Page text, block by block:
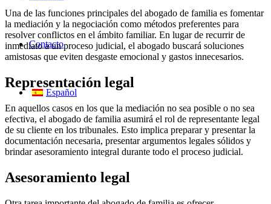
Contacto
Español
Una de las funciones principales del abogado de familia es fomentar
la mediación y la negociación como métodos preferentes para
resolver conflictos en el ámbito familiar. En lugar de recurrir de
inmediato a un proceso judicial, el abogado buscará soluciones
amistosas que eviten desgaste emocional y gastos innecesarios.
Representación legal
En aquellos casos en los que la mediación no sea posible o no sea
efectiva, el abogado de familia asumirá el rol de representante legal
de su cliente en los tribunales. Esto implica preparar y presentar la
documentación necesaria, presentar argumentos legales sólidos y
brindar asesoramiento integral durante todo el proceso judicial.
Asesoramiento legal